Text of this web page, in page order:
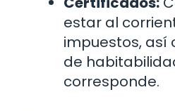
estar al
impuestos, así
de
corresponde.